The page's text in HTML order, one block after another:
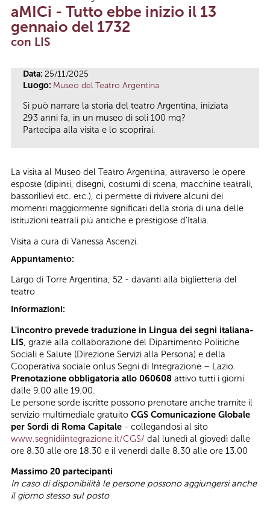
aMICi - Tutto ebbe inizio il 13
gennaio del 1732
con LIS
Data: 25/11/2025
Luogo: Museo del Teatro Argentina
Si può narrare la storia del teatro Argentina, iniziata
293 anni fa, in un museo di soli 100 mq?
Partecipa alla visita e lo scoprirai.
La visita al Museo del Teatro Argentina, attraverso le opere
esposte (dipinti, disegni, costumi di scena, macchine teatrali,
bassorilievi etc. etc.), ci permette di rivivere alcuni dei
momenti maggiormente significati della storia di una delle
istituzioni teatrali più antiche e prestigiose d’Italia.
Visita a cura di Vanessa Ascenzi.
Appuntamento:
Largo di Torre Argentina, 52 - davanti alla biglietteria del
teatro
Informazioni:
L'incontro prevede traduzione in Lingua dei segni italiana-
LIS, grazie alla collaborazione del Dipartimento Politiche
Sociali e Salute (Direzione Servizi alla Persona) e della
Cooperativa sociale onlus Segni di Integrazione – Lazio.
Prenotazione obbligatoria allo 060608 attivo tutti i giorni
dalle 9.00 alle 19.00.
Le persone sorde iscritte possono prenotare anche tramite il
servizio multimediale gratuito CGS Comunicazione Globale
per Sordi di Roma Capitale - collegandosi al sito
www.segnidiintegrazione.it/CGS/ dal lunedì al giovedì dalle
ore 8.30 alle ore 18.30 e il venerdì dalle 8.30 alle ore 13.00
Massimo 20 partecipanti
In caso di disponibilità le persone possono aggiungersi anche
il giorno stesso sul posto